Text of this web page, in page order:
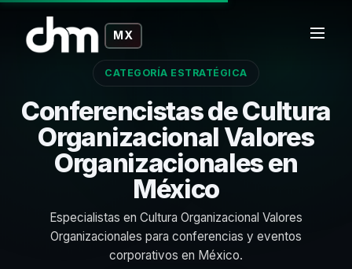
MX
CATEGORÍA ESTRATÉGICA
Conferencistas de Cultura
Organizacional Valores
Organizacionales en
México
Especialistas en Cultura Organizacional Valores
Organizacionales para conferencias y eventos
corporativos en México.